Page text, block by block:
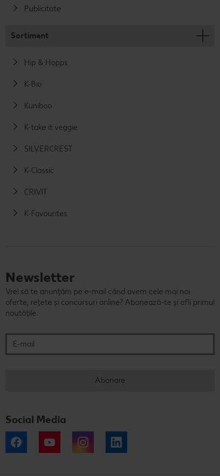
Publicitate
Sortiment
Hip & Hopps
K-Bio
Kuniboo
K-take it veggie
SILVERCREST
K-Classic
CRIVIT
K-Favourites
Newsletter
Vrei să te anunțăm pe e-mail când avem cele mai noi
oferte, rețete și concursuri online? Abonează-te și afli primul
noutățile.
Abonare
Social Media
Facebook YouTube Instagram